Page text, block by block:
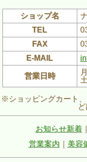
ショップ名
TEL
FAX
E-MAIL
営業日時
※ショッピングカート
お知らせ新着｜
営業案内
美容